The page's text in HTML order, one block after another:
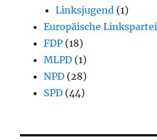
Linksjugend (1)
Europäische Linkspartei
FDP (18)
MLPD (1)
NPD (28)
SPD (44)